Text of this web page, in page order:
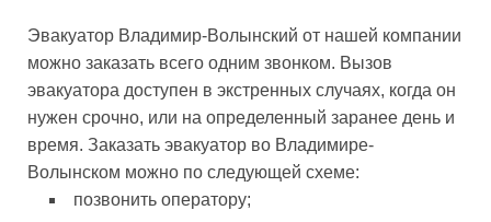
Эвакуатор Владимир-Волынский от нашей компании
можно заказать всего одним звонком. Вызов
эвакуатора доступен в экстренных случаях, когда он
нужен срочно, или на определенный заранее день и
время. Заказать эвакуатор во Владимире-
Волынском можно по следующей схеме:
позвонить оператору;